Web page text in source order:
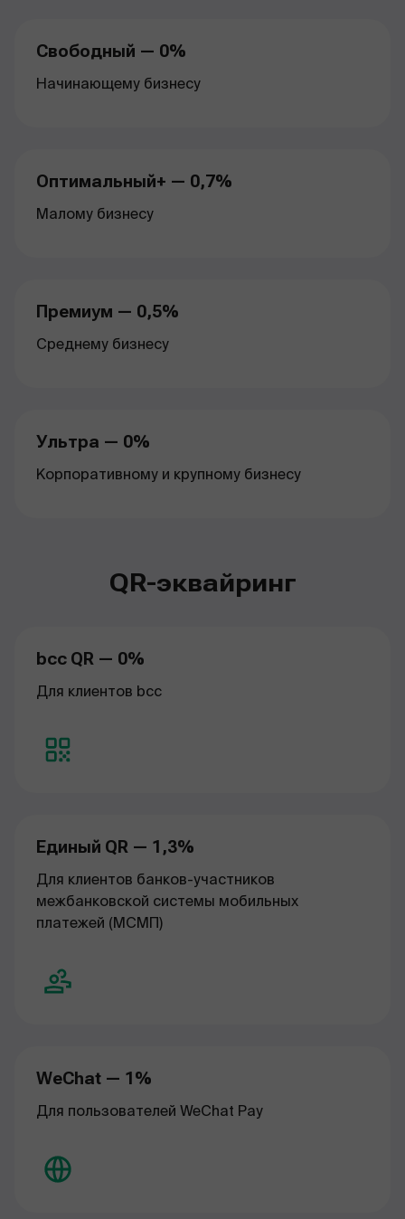
Свободный — 0%
Начинающему бизнесу
Оптимальный+ — 0,7%
Малому бизнесу
Премиум — 0,5%
Среднему бизнесу
Ультра — 0%
Корпоративному и крупному бизнесу
QR-эквайринг
bcc QR — 0%
Для клиентов bcc
Единый QR — 1,3%
Для клиентов банков-участников
межбанковской системы мобильных
платежей (МСМП)
WeChat — 1%
Для пользователей WeChat Pay